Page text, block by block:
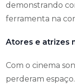
demonstrando
ferramenta na
Atores e atrizes
Com o cinema
perderam espaço.